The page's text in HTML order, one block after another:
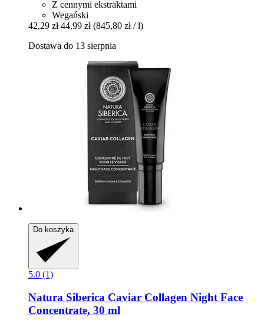
Z cennymi ekstraktami
Wegański
42,29 zł 44,99 zł (845,80 zł / l)
Dostawa do 13 sierpnia
Do koszyka
5.0 (1)
Natura Siberica Caviar Collagen Night Face
Concentrate, 30 ml